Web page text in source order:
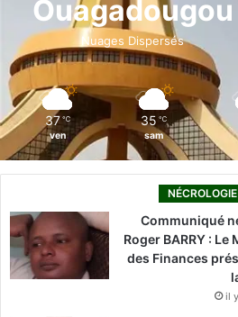
o
k
i
n
Ouagadougou
Nuages Dispersés
37 ℃
ven
35 ℃
sam
NÉCROLOGIE
Communiqué
Roger BARRY :
des Finances
il